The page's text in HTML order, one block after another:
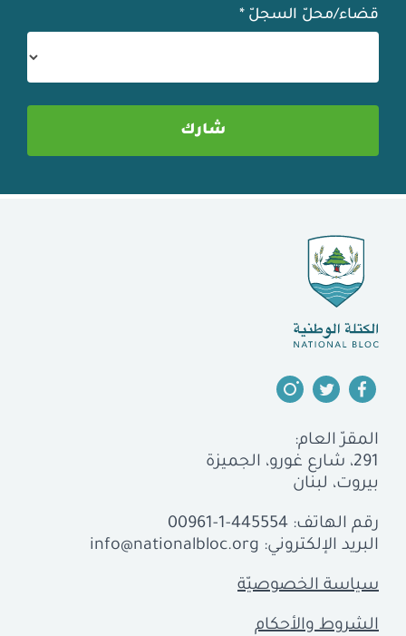
قضاء/محلّ السجلّ *
المقرّ العام:
291، شارع غورو، الجميزة
بيروت، لبنان
رقم الهاتف: 00961-1-445554
البريد الإلكتروني: info@nationalbloc.org
سياسة الخصوصيّة
الشروط والأحكام